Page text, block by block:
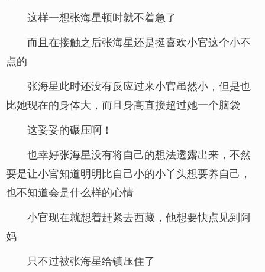
这样一想张海星顿时就不着急了
而且在接触之后张海星还是挺喜欢小官这个小不
点的
张海星此时还没有反应过来小官虽然小，但是也
比她现在的身体大，而且身高直接超过她一个脑袋
这妥妥的碾压啊！
也幸好张海星没有将自己的想法透露出来，不然
要是让小官知道明明比自己小的小丫头想要养自己，
也不知道会是什么样的心情
小官现在就想着赶紧去西藏，他想要快点见到阿
妈
只不过被张海星给镇压住了